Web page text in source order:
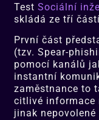
TestSociální
skládá ze tří
První část
(tzv. Spear-
pomocí kanálů
instantní
zaměstnance to
citlivé informace
jinak nepovolené